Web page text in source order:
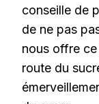
conseille de
de ne pas
nous offre
route du